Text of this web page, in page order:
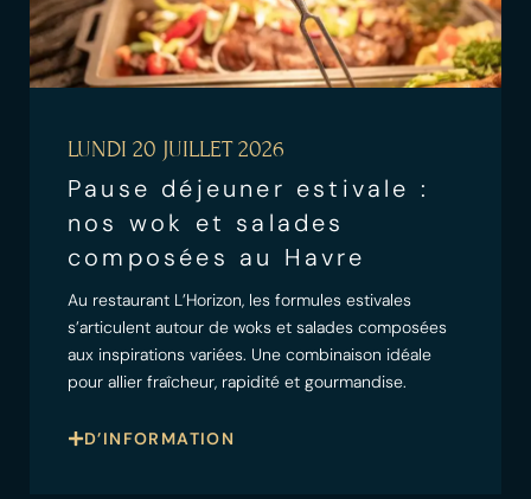
LUNDI 20 JUILLET 2026
Pause déjeuner estivale :
nos wok et salades
composées au Havre
Au restaurant L’Horizon, les formules estivales
s’articulent autour de woks et salades composées
aux inspirations variées. Une combinaison idéale
pour allier fraîcheur, rapidité et gourmandise.
D’INFORMATION